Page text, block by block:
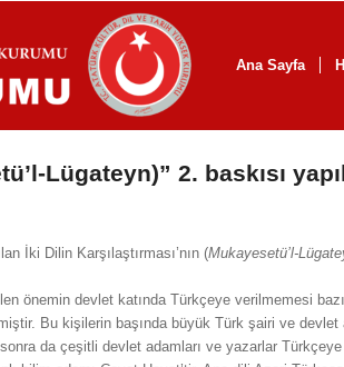
Ana Sayfa
Lügateyn)” 2. baskısı
İki Dilin Karşılaştırması’nın (Mukayesetü’l-
önemin devlet katında Türkçeye verilmemesi
Bu kişilerin başında büyük Türk şairi ve devlet
da çeşitli devlet adamları ve yazarlar Türkçeye